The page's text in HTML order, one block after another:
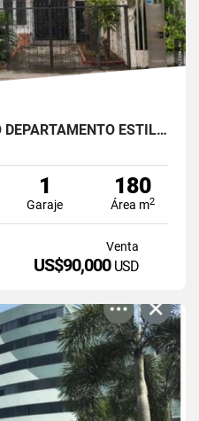
BARRIO DEL CENTENARIO DEPARTAMENTO ESTILO COLONIAL EN VENTA
1
Garaje
180
Área m2
Venta
US$90,000 USD